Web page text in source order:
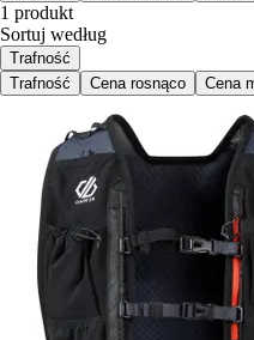
1 produkt
Sortuj według
Trafność
Trafność
Cena rosnąco Cena